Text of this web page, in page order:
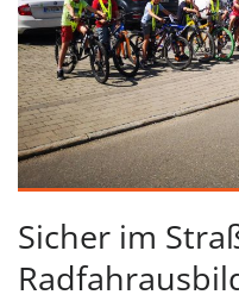
Sicher im